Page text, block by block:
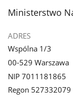
stopka
Ministerstwo
ADRES
Wspólna 1/3
00-529 Warszawa
NIP 7011181865
Regon 527332079